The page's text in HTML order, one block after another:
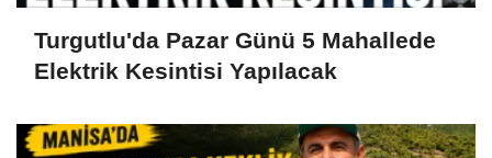
Turgutlu'da Pazar Günü 5 Mahallede
Elektrik Kesintisi Yapılacak